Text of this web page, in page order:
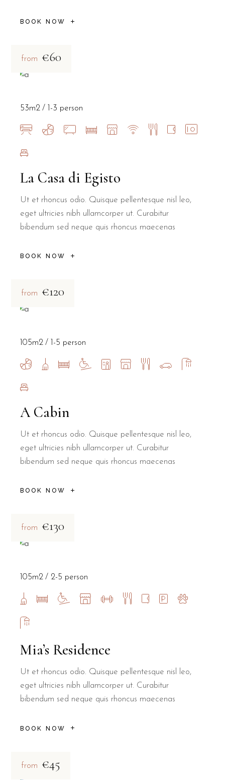
BOOK NOW
from €60
La Casa di Egisto
Ut et rhoncus odio. Quisque pellentesque nisl leo,
eget ultricies nibh ullamcorper ut. Curabitur
bibendum sed neque quis rhoncus maecenas
BOOK NOW
53m2 1-3 person
from €120
A Cabin
Ut et rhoncus odio. Quisque pellentesque nisl leo,
eget ultricies nibh ullamcorper ut. Curabitur
bibendum sed neque quis rhoncus maecenas
BOOK NOW
105m2 1-5 person
from €130
Mia’s Residence
Ut et rhoncus odio. Quisque pellentesque nisl leo,
eget ultricies nibh ullamcorper ut. Curabitur
bibendum sed neque quis rhoncus maecenas
BOOK NOW
105m2 2-5 person
from €45